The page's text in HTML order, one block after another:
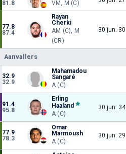
81.8
VM, M (C)
77.8
87.4
Rayan
Cherki
AM (C), M
(CR)
30 jun. 30
Aanvallers
32.9
32.9
Mahamadou
Sangaré
A (C)
91.4
95.8
Erling
Haaland
A (C)
30 jun. 34
77.9
78.3
Omar
Marmoush
A (C)
30 jun. 29